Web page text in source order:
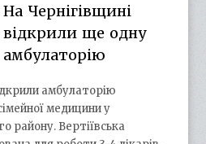
На Чернігівщині
відкрили ще одну
амбулаторію
амбулаторію
медицини у
району. Вертіївська